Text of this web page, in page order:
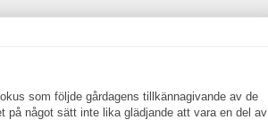
som följde gårdagens tillkännagivande av de
på något sätt inte lika glädjande att vara en del av